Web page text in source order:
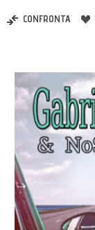
CONFRONTA